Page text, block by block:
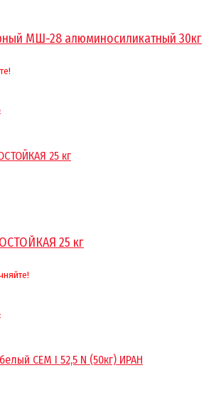
МШ-28 алюминосиликатный 30кг
25 кг